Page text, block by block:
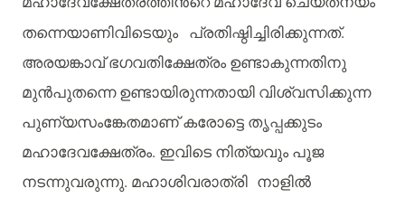
തന്നെയാണിവിടെയും പ്രതിഷ്ഠിച്ചിരിക്കുന്നത്.
അരയങ്കാവ് ഭഗവതിക്ഷേത്രം ഉണ്ടാകുന്നതിനു
മുൻപുതന്നെ ഉണ്ടായിരുന്നതായി വിശ്വസിക്കുന്ന
പുണ്യസംങ്കേതമാണ് കരോട്ടെ തൃപ്പക്കുടം
മഹാദേവക്ഷേത്രം. ഇവിടെ നിത്യവും പൂജ
നടന്നുവരുന്നു. മഹാശിവരാത്രി നാളിൽ